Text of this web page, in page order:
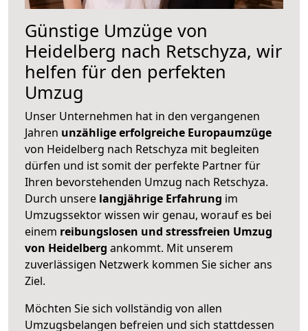
Günstige Umzüge von
Heidelberg nach Retschyza, wir
helfen für den perfekten
Umzug
Unser Unternehmen hat in den vergangenen
Jahren unzählige erfolgreiche Europaumzüge
von Heidelberg nach Retschyza mit begleiten
dürfen und ist somit der perfekte Partner für
Ihren bevorstehenden Umzug nach Retschyza.
Durch unsere langjährige Erfahrung im
Umzugssektor wissen wir genau, worauf es bei
einem reibungslosen und stressfreien Umzug
von Heidelberg ankommt. Mit unserem
zuverlässigen Netzwerk kommen Sie sicher ans
Ziel.
Möchten Sie sich vollständig von allen
Umzugsbelangen befreien und sich stattdessen